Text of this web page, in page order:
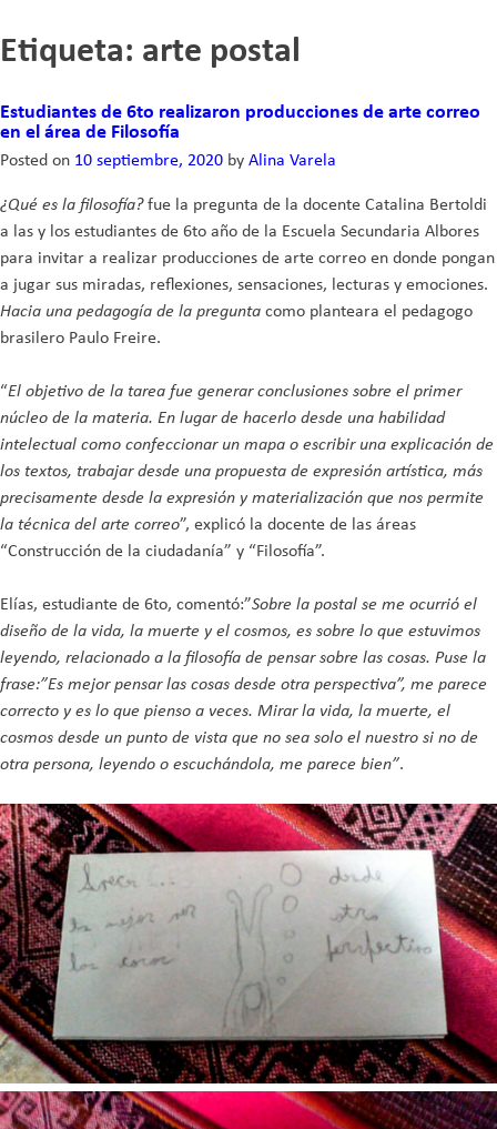
to
content
Etiqueta: arte postal
Estudiantes de 6to realizaron producciones de arte correo
en el área de Filosofía
Posted on 10 septiembre, 2020 by Alina Varela
¿Qué es la filosofía?fue la pregunta de la docente Catalina Bertoldi
a las y los estudiantes de 6to año de la Escuela Secundaria Albores
para invitar a realizar producciones de arte correo en donde pongan
a jugar sus miradas, reflexiones, sensaciones, lecturas y emociones.
Hacia una pedagogía de la pregunta como planteara el pedagogo
brasilero Paulo Freire.
“El objetivo de la tarea fue generar conclusiones sobre el primer
núcleo de la materia. En lugar de hacerlo desde una habilidad
intelectual como confeccionar un mapa o escribir una explicación de
los textos, trabajar desde una propuesta de expresión artística, más
precisamente desde la expresión y materialización que nos permite
la técnica del arte correo”, explicó la docente de las áreas
“Construcción de la ciudadanía” y “Filosofía”.
Elías, estudiante de 6to, comentó:”Sobre la postal se me ocurrió el
diseño de la vida, la muerte y el cosmos, es sobre lo que estuvimos
leyendo, relacionado a la filosofía de pensar sobre las cosas. Puse la
frase:”Es mejor pensar las cosas desde otra perspectiva”, me parece
correcto y es lo que pienso a veces. Mirar la vida, la muerte, el
cosmos desde un punto de vista que no sea solo el nuestro si no de
otra persona, leyendo o escuchándola, me parece bien”.